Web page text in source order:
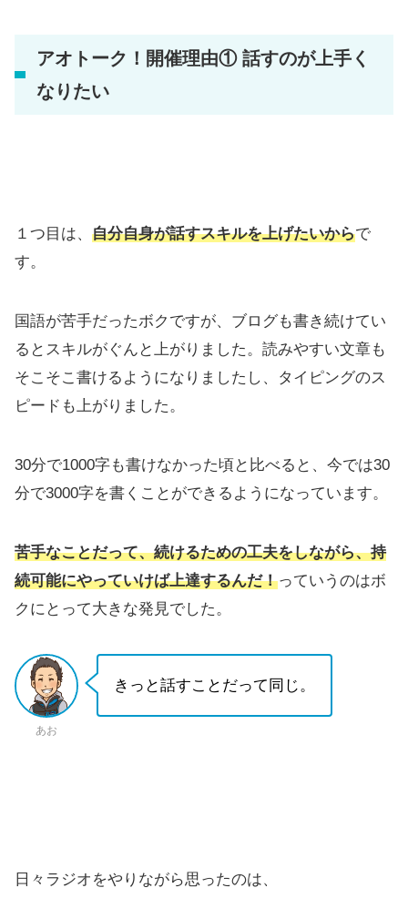
アオトーク！開催理由① 話すのが上手く
なりたい
１つ目は、 自分自身が話すスキルを上げたいからで
す。
国語が苦手だったボクですが、ブログも書き続けてい
るとスキルがぐんと上がりました。読みやすい文章も
そこそこ書けるようになりましたし、タイピングのス
ピードも上がりました。
30分で1000字も書けなかった頃と比べると、今では30
分で3000字を書くことができるようになっています。
苦手なことだって、続けるための工夫をしながら、持
続可能にやっていけば上達するんだ！っていうのはボ
クにとって大きな発見でした。
あお
きっと話すことだって同じ。
日々ラジオをやりながら思ったのは、